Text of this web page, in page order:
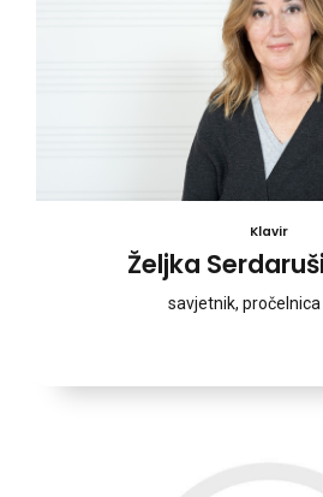
Klavir
Željka
savjetnik,